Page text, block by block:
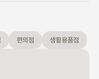
편의점 생활용품점